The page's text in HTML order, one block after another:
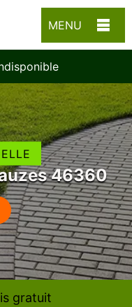
MENU
46360
gratuit